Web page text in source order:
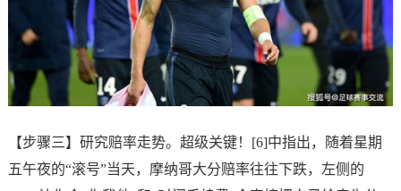
【步骤三】研究赔率走势。超级关键！[6]中指出，随着星期
五午夜的“滚号”当天，摩纳哥大分赔率往往下跌，左侧的